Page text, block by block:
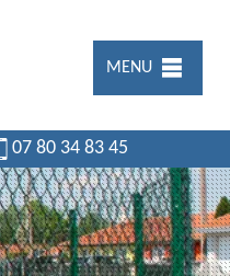
MENU
07 80 34 83 45